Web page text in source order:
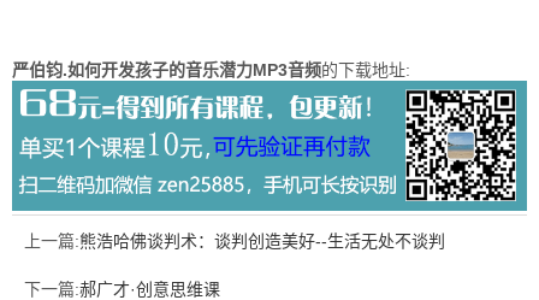
严伯钧.如何开发孩子的音乐潜力MP3音频的下载地址:
上一篇:熊浩哈佛谈判术：谈判创造美好--生活无处不谈判
下一篇:郝广才·创意思维课